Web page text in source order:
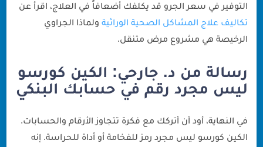
التوفير في سعر الجرو قد يكلفك أضعافاً في العلاج، اقرأ عن
تكاليف علاج المشاكل الصحية الوراثية ولماذا الجراوي
الرخيصة هي مشروع مرض متنقل.
رسالة من د. جارحي: الكين كورسو
ليس مجرد رقم في حسابك البنكي
في النهاية، أود أن أتركك مع فكرة تتجاوز الأرقام والحسابات.
الكين كورسو ليس مجرد رمز للفخامة أو أداة للحراسة. إنه